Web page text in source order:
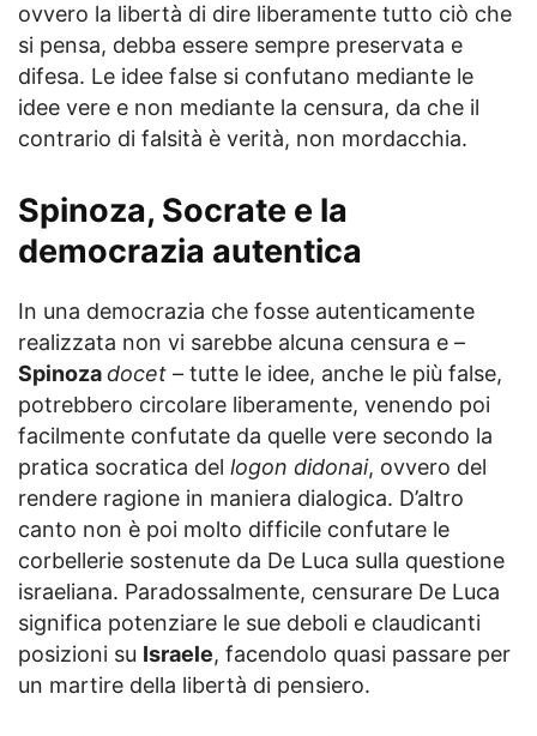
ovvero la libertà di dire liberamente tutto ciò che
si pensa, debba essere sempre preservata e
difesa. Le idee false si confutano mediante le
idee vere e non mediante la censura, da che il
contrario di falsità è verità, non mordacchia.
Spinoza, Socrate e la
democrazia autentica
In una democrazia che fosse autenticamente
realizzata non vi sarebbe alcuna censura e –
Spinozadocet – tutte le idee, anche le più false,
potrebbero circolare liberamente, venendo poi
facilmente confutate da quelle vere secondo la
pratica socratica del logon didonai, ovvero del
rendere ragione in maniera dialogica. D’altro
canto non è poi molto difficile confutare le
corbellerie sostenute da De Luca sulla questione
israeliana. Paradossalmente, censurare De Luca
significa potenziare le sue deboli e claudicanti
posizioni su Israele, facendolo quasi passare per
un martire della libertà di pensiero.